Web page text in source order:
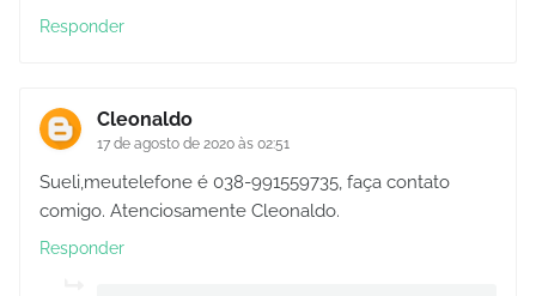
Responder
Cleonaldo
17 de agosto de 2020 às 02:51
Sueli,meutelefone é 038-991559735, faça contato
comigo. Atenciosamente Cleonaldo.
Responder